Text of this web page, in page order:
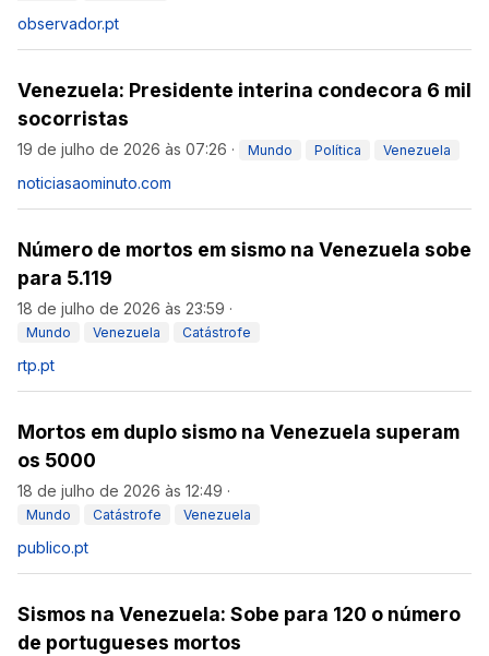
observador.pt
Venezuela: Presidente interina condecora 6 mil
socorristas
19 de julho de 2026 às 07:26 · Mundo Política Venezuela
noticiasaominuto.com
Número de mortos em sismo na Venezuela sobe
para 5.119
18 de julho de 2026 às 23:59 ·
Mundo Venezuela Catástrofe
rtp.pt
Mortos em duplo sismo na Venezuela superam
os 5000
18 de julho de 2026 às 12:49 ·
Mundo Catástrofe Venezuela
publico.pt
Sismos na Venezuela: Sobe para 120 o número
de portugueses mortos